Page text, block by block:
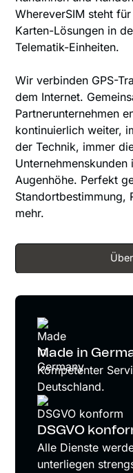
WhereverSIM steht
Karten-Lösungen in
Telematik-Einheiten.
Wir verbinden GPS-
dem Internet.
Partnerunternehmen
kontinuierlich weiter,
der Technik, immer
Augenhöhe. Perfekt
Standortbestimmung,
mehr.
Made in
Kompetenter
Deutschland.
DSGVO
Alle Dienste
unterliegen